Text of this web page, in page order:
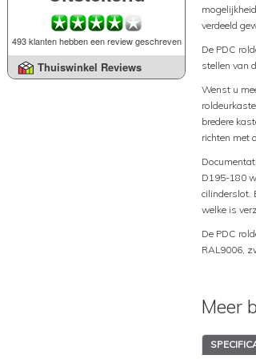
493 klanten hebben een review geschreven
Thuiswinkel Reviews
verdeeld
De PDC
stellen van
Wenst u
bredere
richten met
D195-180
cilinderslot.
welke is
De PDC
RAL9006,
Meer